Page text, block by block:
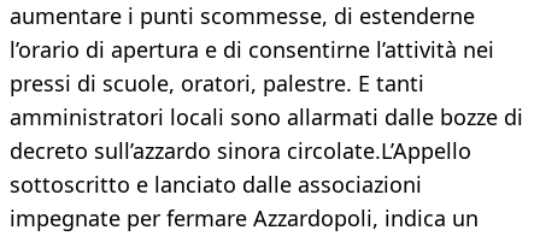
aumentare i punti scommesse, di estenderne
l’orario di apertura e di consentirne l’attività nei
pressi di scuole, oratori, palestre. E tanti
amministratori locali sono allarmati dalle bozze di
decreto sull’azzardo sinora circolate.L’Appello
sottoscritto e lanciato dalle associazioni
impegnate per fermare Azzardopoli, indica un